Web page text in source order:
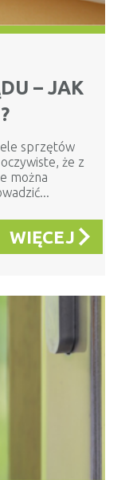
– JAK
sprzętów
że z
można
WIĘCEJ